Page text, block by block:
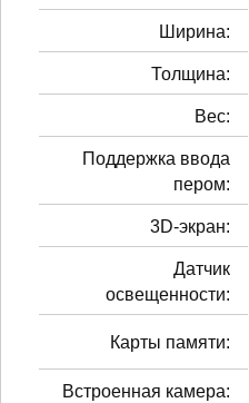
Ширина:
Толщина:
Вес:
Поддержка ввода
пером:
3D-экран:
Датчик
освещенности:
Карты памяти:
Встроенная камера: